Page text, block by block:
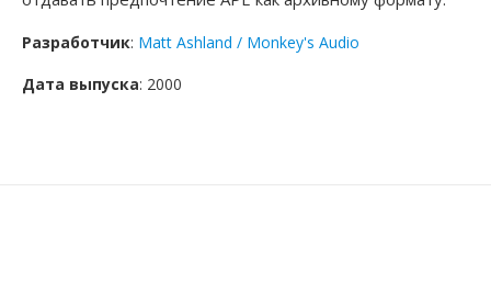
Разработчик: Matt Ashland / Monkey's Audio
Дата выпуска: 2000